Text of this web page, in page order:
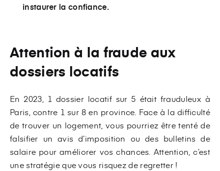
instaurer la confiance.
Attention à la fraude aux
dossiers locatifs
En 2023, 1 dossier locatif sur 5 était frauduleux à
Paris, contre 1 sur 8 en province. Face à la difficulté
de trouver un logement, vous pourriez être tenté de
falsifier un avis d’imposition ou des bulletins de
salaire pour améliorer vos chances. Attention, c’est
une stratégie que vous risquez de regretter !